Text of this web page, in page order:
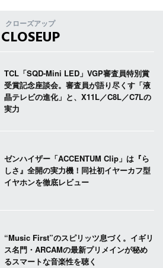
クローズアップ
CLOSEUP
TCL「SQD-Mini LED」VGP審査員特別賞
受賞記念座談会。審査員が語り尽くす「液
晶テレビの進化」と、X11L／C8L／C7Lの
実力
ゼンハイザー「ACCENTUM Clip」は『ら
しさ』全開の実力機！同社初イヤーカフ型
イヤホンを徹底レビュー
“Music First”のスピリッツ息づく。イギリ
ス名門・ARCAMの最新プリメインが秘め
るスマートな音楽性を聴く